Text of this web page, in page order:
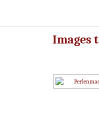
Images